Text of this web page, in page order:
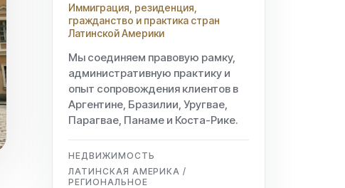
Иммиграция, резиденция,
гражданство и практика стран
Латинской Америки
Мы соединяем правовую рамку,
административную практику и
опыт сопровождения клиентов в
Аргентине, Бразилии, Уругвае,
Парагвае, Панаме и Коста-Рике.
НЕДВИЖИМОСТЬ
ЛАТИНСКАЯ АМЕРИКА /
РЕГИОНАЛЬНОЕ